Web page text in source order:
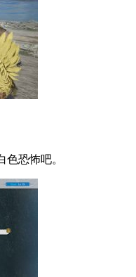
恐怖吧。